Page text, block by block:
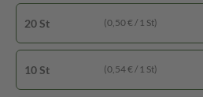
20 St (0,50 € / 1 St)
10 St (0,54 € / 1 St)